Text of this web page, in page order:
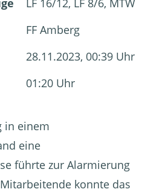
FF Amberg
28.11.2023, 00:39 Uhr
01:20 Uhr
in einem
eine
führte zur Alarmierung
konnte das